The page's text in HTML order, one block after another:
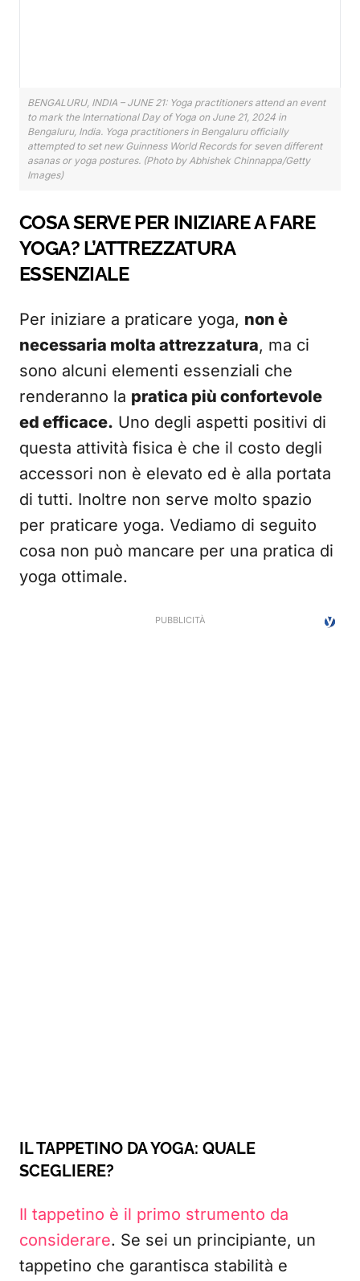
BENGALURU, INDIA – JUNE 21: Yoga practitioners attend an event
to mark the International Day of Yoga on June 21, 2024 in
Bengaluru, India. Yoga practitioners in Bengaluru officially
attempted to set new Guinness World Records for seven different
asanas or yoga postures. (Photo by Abhishek Chinnappa/Getty
Images)
COSA SERVE PER INIZIARE A FARE
YOGA? L’ATTREZZATURA
ESSENZIALE
Per iniziare a praticare yoga, non è
necessaria molta attrezzatura, ma ci
sono alcuni elementi essenziali che
renderanno la pratica più confortevole
ed efficace. Uno degli aspetti positivi di
questa attività fisica è che il costo degli
accessori non è elevato ed è alla portata
di tutti. Inoltre non serve molto spazio
per praticare yoga. Vediamo di seguito
cosa non può mancare per una pratica di
yoga ottimale.
IL TAPPETINO DA YOGA: QUALE
SCEGLIERE?
Il tappetino è il primo strumento da
considerare. Se sei un principiante, un
tappetino che garantisca stabilità e